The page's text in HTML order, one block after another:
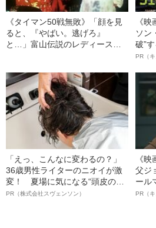
《タイマン50戦無敗》「顔を見
ると、『やばい。逃げろ』
と…」富山伝説のレディース初
《
ソン
破”
ボ》
PR（キ
「えっ、こんなに変わるの？」
36歳男性ライターのニオイが激
変！ 夏場に気になる“頭皮のニ
オイ”や“ベタつき”を解消す
PR（株式会社スヴェンソン）
《
父ジ
ール
ルイ
PR（キ